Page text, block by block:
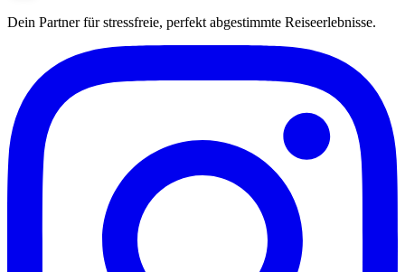
Dein Partner für stressfreie, perfekt abgestimmte Reiseerlebnisse.